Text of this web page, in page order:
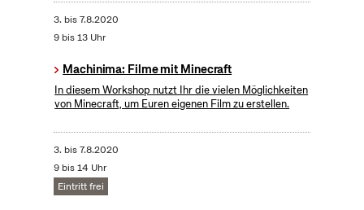
3. bis7.8.2020
9 bis 13 Uhr
Machinima: Filme mit Minecraft
In diesem Workshop nutzt Ihr die vielen Möglichkeiten
von Minecraft, um Euren eigenen Film zu erstellen.
3. bis7.8.2020
9 bis 14 Uhr
Eintritt frei